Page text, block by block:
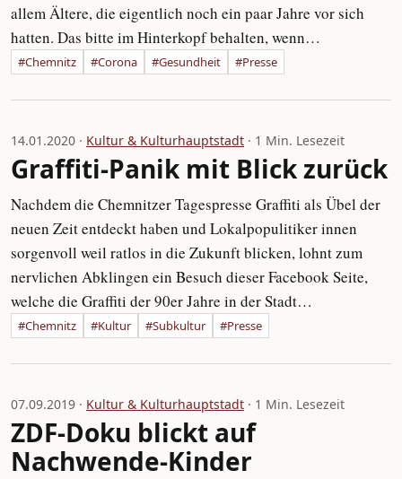
allem Ältere, die eigentlich noch ein paar Jahre vor sich
hatten. Das bitte im Hinterkopf behalten, wenn…
#Chemnitz #Corona #Gesundheit #Presse
14.01.2020 · Kultur & Kulturhauptstadt · 1 Min. Lesezeit
Graffiti-Panik mit Blick zurück
Nachdem die Chemnitzer Tagespresse Graffiti als Übel der
neuen Zeit entdeckt haben und Lokalpopulitiker innen
sorgenvoll weil ratlos in die Zukunft blicken, lohnt zum
nervlichen Abklingen ein Besuch dieser Facebook Seite,
welche die Graffiti der 90er Jahre in der Stadt…
#Chemnitz #Kultur #Subkultur #Presse
07.09.2019 · Kultur & Kulturhauptstadt · 1 Min. Lesezeit
ZDF-Doku blickt auf
Nachwende-Kinder